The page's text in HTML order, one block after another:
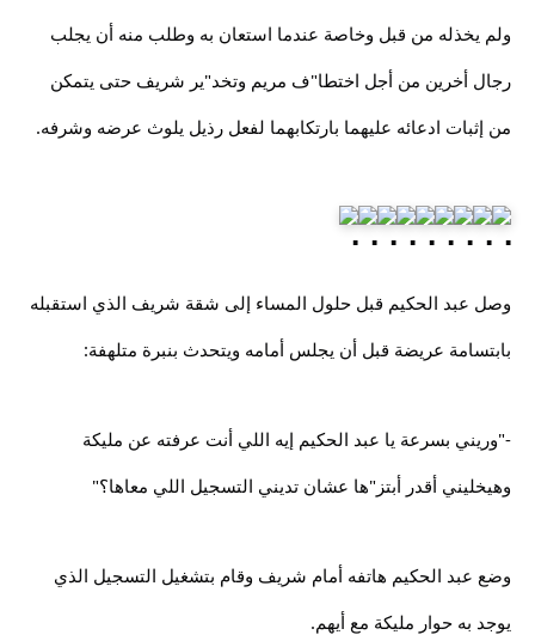
ولم يخذله من قبل وخاصة عندما استعان به وطلب منه أن يجلب
رجال أخرين من أجل اختطا"ف مريم وتخد"ير شريف حتى يتمكن
من إثبات ادعائه عليهما بارتكابهما لفعل رذيل يلوث عرضه وشرفه.
وصل عبد الحكيم قبل حلول المساء إلى شقة شريف الذي استقبله
بابتسامة عريضة قبل أن يجلس أمامه ويتحدث بنبرة متلهفة:
-"وريني بسرعة يا عبد الحكيم إيه اللي أنت عرفته عن مليكة
وهيخليني أقدر أبتز"ها عشان تديني التسجيل اللي معاها؟"
وضع عبد الحكيم هاتفه أمام شريف وقام بتشغيل التسجيل الذي
يوجد به حوار مليكة مع أيهم.